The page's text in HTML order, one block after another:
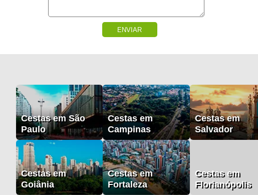
ENVIAR
Cestas em São
Paulo
Cestas em
Campinas
Cestas em
Salvador
Cestas em
Goiânia
Cestas em
Fortaleza
Cestas em
Florianópolis